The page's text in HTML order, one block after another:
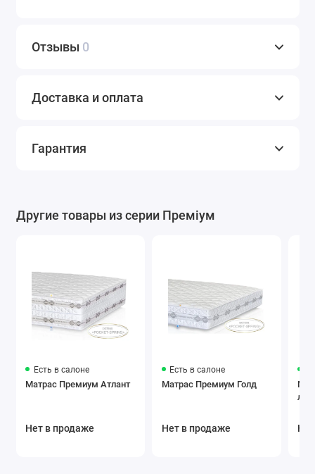
Отзывы 0
Доставка и оплата
Гарантия
Другие товары из серии Преміум
Есть в салоне
Матрас Премиум Атлант
Нет в продаже
Есть в салоне
Матрас Премиум Голд
Нет в продаже